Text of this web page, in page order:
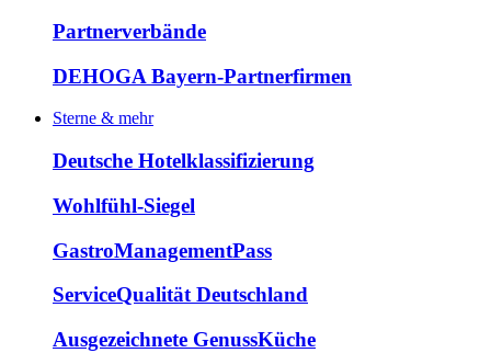
Partnerverbände
DEHOGA Bayern-Partnerfirmen
Sterne & mehr
Deutsche Hotelklassifizierung
Wohlfühl-Siegel
GastroManagementPass
ServiceQualität Deutschland
Ausgezeichnete GenussKüche